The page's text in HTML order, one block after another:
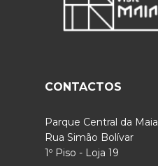
CONTACTOS
Parque Central da Maia
Rua Simão Bolívar
1º Piso - Loja 19